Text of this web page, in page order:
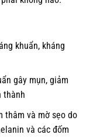
khuẩn, kháng
gây mụn, giảm
thành
thâm và mờ sẹo do
và các đốm